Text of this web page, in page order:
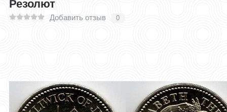
Резолют
Добавить отзыв 0